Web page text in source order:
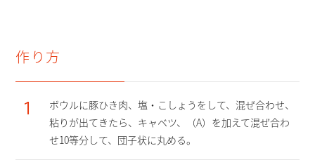
作り方
1
ボウルに豚ひき肉、塩・こしょうをして、混ぜ合わせ、
粘りが出てきたら、キャベツ、（A）を加えて混ぜ合わ
せ10等分して、団子状に丸める。